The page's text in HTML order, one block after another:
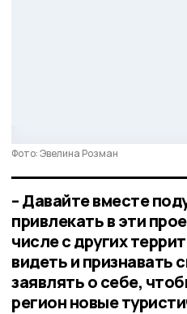
Фото: Эвелина Розман
– Давайте вместе
привлекать в эти
числе с других
видеть и признавать
заявлять о себе,
регион новые